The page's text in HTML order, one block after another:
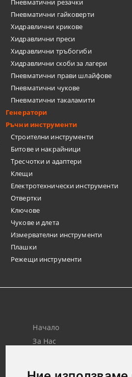
Пневматични резачки
Пневматични гайковерти
Хидравлични крикове
Хидравлични преси
Хидравлични тръбогиби
Хидравлични скоби за лагери
Пневматични прави шлайфове
Пневматични чукове
Пневматични такаламити
Генератори
Ръчни инструменти
Строителни инструменти
Битове и накрайници
Тресчотки и адаптери
Клещи
Електротехнически инструменти
Отвертки
Ключове
Чукове и длета
Измервателни инструменти
Плашки
Режещи инструменти
Начало
За Нас
Лични Данни